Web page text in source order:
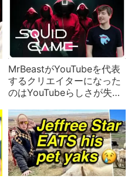
MrBeastがYouTubeを代表
するクリエイターになった
のはYouTubeらしさが失わ